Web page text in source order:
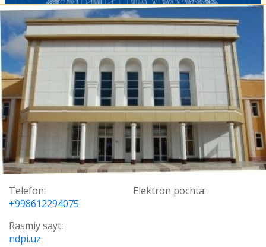
Telefon:
+998612294075
Elektron pochta:
Rasmiy sayt:
ndpi.uz